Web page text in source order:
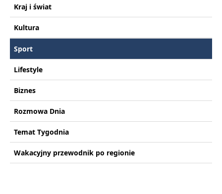
Kraj i świat
Kultura
Sport
Lifestyle
Biznes
Rozmowa Dnia
Temat Tygodnia
Wakacyjny przewodnik po regionie